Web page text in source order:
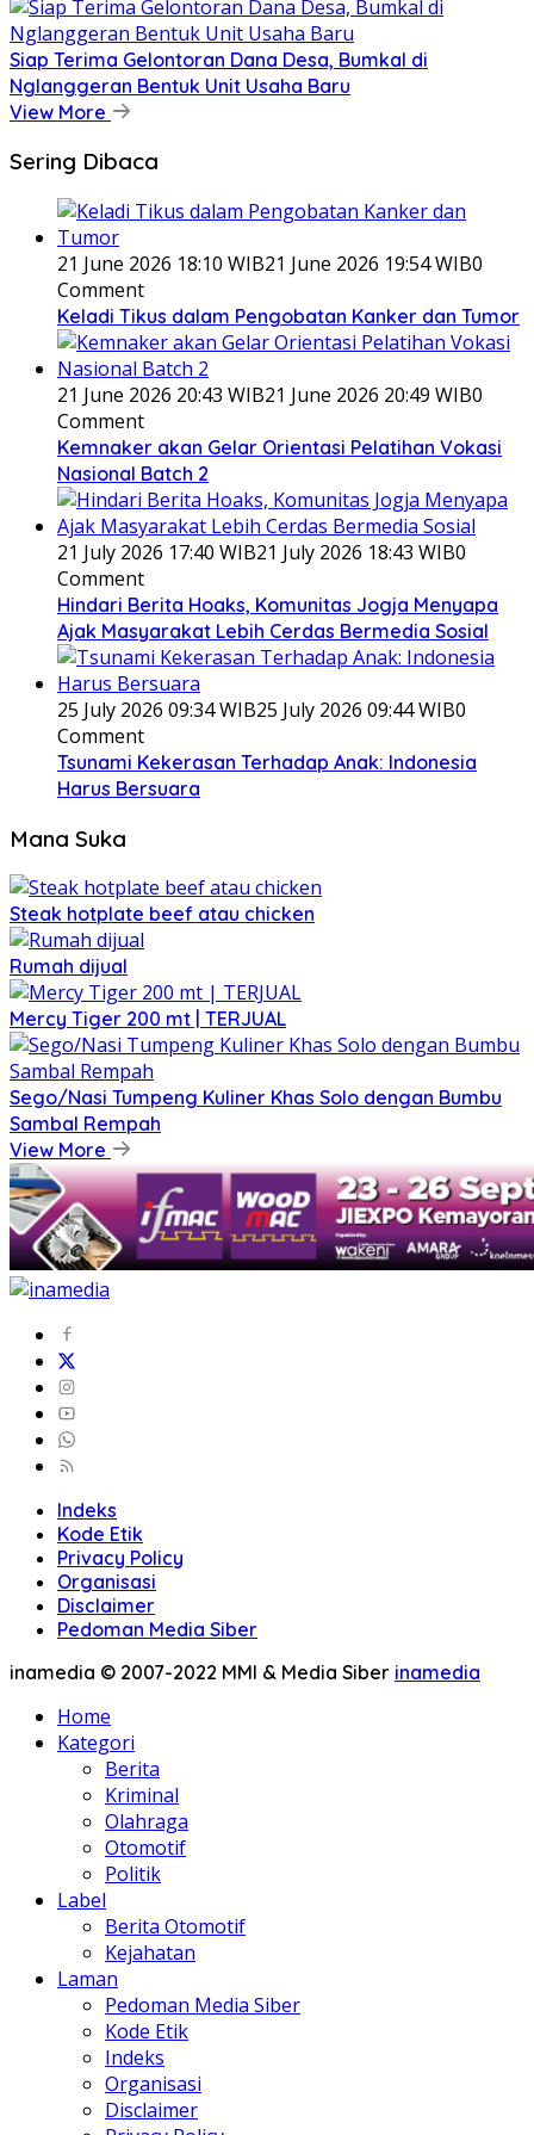
Siap Terima Gelontoran Dana Desa, Bumkal di
Nglanggeran Bentuk Unit Usaha Baru
View More
Sering Dibaca
21 June 2026 18:10 WIB21 June 2026 19:54 WIB0
Comment
Keladi Tikus dalam Pengobatan Kanker dan Tumor
21 June 2026 20:43 WIB21 June 2026 20:49 WIB0
Comment
Kemnaker akan Gelar Orientasi Pelatihan Vokasi
Nasional Batch 2
21 July 2026 17:40 WIB21 July 2026 18:43 WIB0
Comment
Hindari Berita Hoaks, Komunitas Jogja Menyapa
Ajak Masyarakat Lebih Cerdas Bermedia Sosial
25 July 2026 09:34 WIB25 July 2026 09:44 WIB0
Comment
Tsunami Kekerasan Terhadap Anak: Indonesia
Harus Bersuara
Mana Suka
Steak hotplate beef atau chicken
Rumah dijual
Mercy Tiger 200 mt | TERJUAL
Sego/Nasi Tumpeng Kuliner Khas Solo dengan Bumbu
Sambal Rempah
View More
Indeks
Kode Etik
Privacy Policy
Organisasi
Disclaimer
Pedoman Media Siber
inamedia © 2007-2022 MMI & Media Siber inamedia
Home
Kategori
Berita
Kriminal
Olahraga
Otomotif
Politik
Label
Berita Otomotif
Kejahatan
Laman
Pedoman Media Siber
Kode Etik
Indeks
Organisasi
Disclaimer